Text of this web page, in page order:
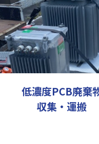
低濃度PCB廃棄
収集・運搬